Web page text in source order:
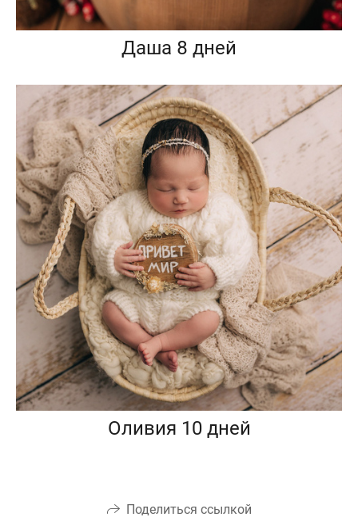
Даша 8 дней
Оливия 10 дней
Поделиться ссылкой